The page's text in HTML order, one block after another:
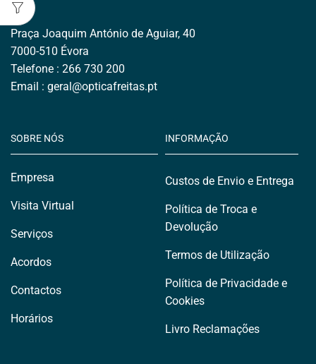
Praça Joaquim António de Aguiar, 40
7000-510 Évora
Telefone : 266 730 200
Email : geral@opticafreitas.pt
SOBRE NÓS
Empresa
Visita Virtual
Serviços
Acordos
Contactos
Horários
INFORMAÇÃO
Custos de Envio e Entrega
Política de Troca e
Devolução
Termos de Utilização
Política de Privacidade e
Cookies
Livro Reclamações